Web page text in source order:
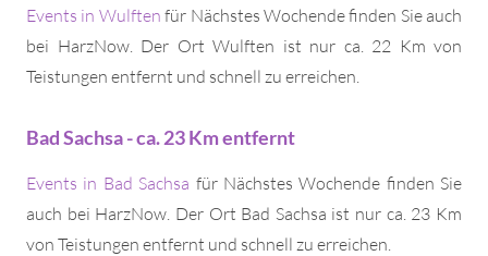
Events in Wulften für Nächstes Wochende finden Sie auch
bei HarzNow. Der Ort Wulften ist nur ca. 22 Km von
Teistungen entfernt und schnell zu erreichen.
Bad Sachsa - ca. 23 Km entfernt
Events in Bad Sachsa für Nächstes Wochende finden Sie
auch bei HarzNow. Der Ort Bad Sachsa ist nur ca. 23 Km
von Teistungen entfernt und schnell zu erreichen.